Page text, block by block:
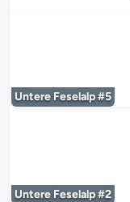
Untere Feselalp #5
Untere Feselalp #2